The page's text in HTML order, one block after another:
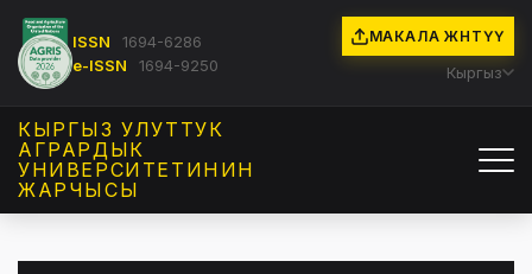
ISSN
1694-6286
e-ISSN
1694-9250
МАКАЛА ЖӨНӨТҮҮ
Кыргыз
КЫРГЫЗ УЛУТТУК
АГРАРДЫК
УНИВЕРСИТЕТИНИН
ЖАРЧЫСЫ